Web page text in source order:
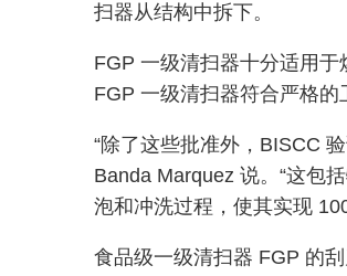
扫器从结构中拆下。
FGP 一级清扫器十分适用于
FGP 一级清扫器符合严格的
“除了这些批准外，BISCC
Banda Marquez 说。“这包
泡和冲洗过程，使其实现
食品级一级清扫器 FGP 的